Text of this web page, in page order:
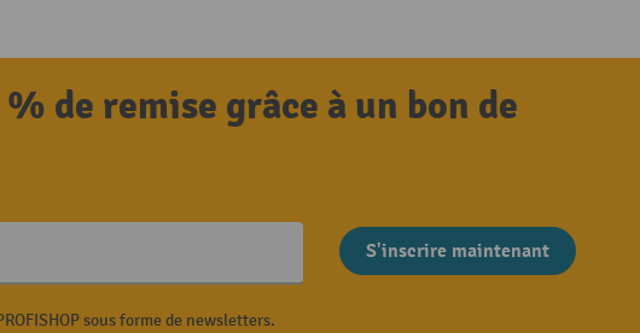
de remise grâce à un bon de
S'inscrire maintenant
sous forme de newsletters.